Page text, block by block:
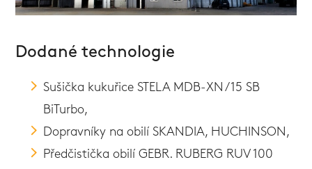
Dodané technologie
Sušička kukuřice STELA MDB-XN /15 SB
BiTurbo,
Dopravníky na obilí SKANDIA, HUCHINSON,
Předčistička obilí GEBR. RUBERG RUV 100